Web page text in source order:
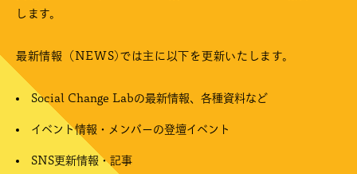
します。
最新情報（NEWS)では主に以下を更新いたします。
Social Change Labの最新情報、各種資料など
イベント情報・メンバーの登壇イベント
SNS更新情報・記事